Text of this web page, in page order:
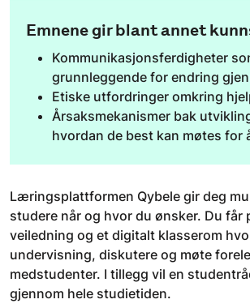
Emnene gir blant annet
Kommunikasjonsferdigheter
grunnleggende for endring
Etiske utfordringer omkring
Årsaksmekanismer bak
hvordan de best kan møtes for
Læringsplattformen Qybele gir deg
studere når og hvor du ønsker. Du får
veiledning og et digitalt klasserom
undervisning, diskutere og møte
medstudenter. I tillegg vil en
gjennom hele studietiden.